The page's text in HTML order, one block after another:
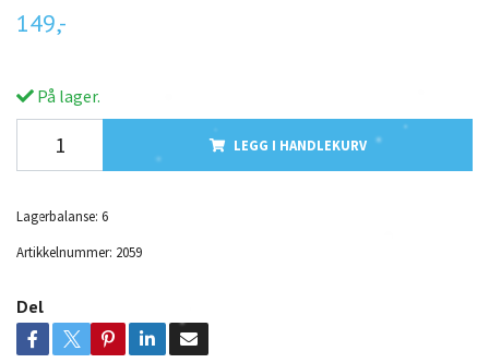
149,-
På lager.
LEGG I HANDLEKURV
Lagerbalanse: 6
Artikkelnummer: 2059
Del